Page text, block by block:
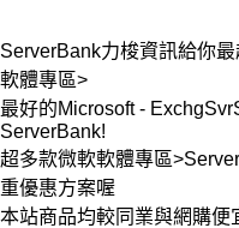
ServerBank力梭資訊給你
軟體專區>
最好的Microsoft -
ServerBank!
超多款微軟軟體專區
重優惠方案喔
本站商品均較同業與網購便